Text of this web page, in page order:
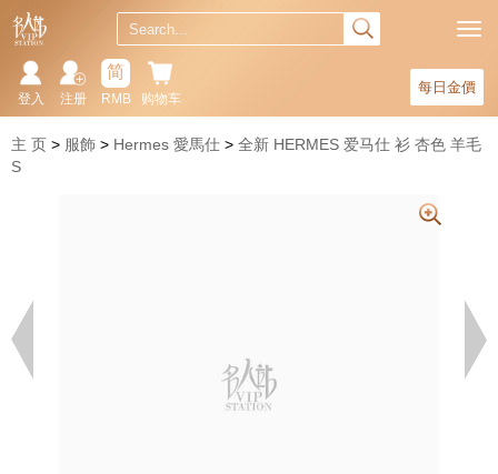
每日金價
购物车
简
RMB
注册
登入
主 页 服飾 Hermes 愛馬仕
全新 HERMES 爱马仕 衫 杏色 羊毛
S